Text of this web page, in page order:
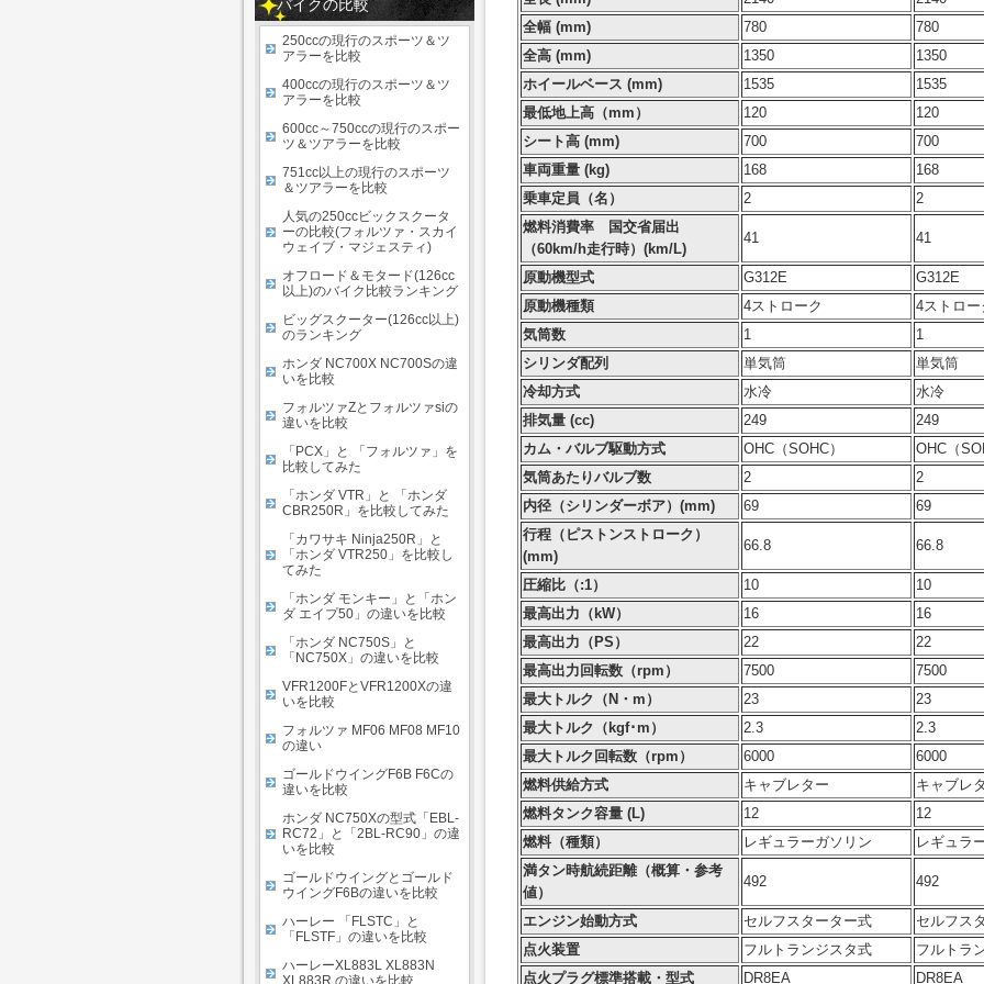
全幅 (mm)
780
780
全高 (mm)
1350
1350
ホイールベース (mm)
1535
1535
最低地上高（mm）
120
120
シート高 (mm)
700
700
車両重量 (kg)
168
168
乗車定員（名）
2
2
燃料消費率 国交省届出
（60km/h走行時）(km/L)
41 41
原動機型式 G312E
G312E
原動機種類
4ストローク
4ストロー
気筒数
1
1
シリンダ配列
単気筒
単気筒
冷却方式
水冷
水冷
排気量 (cc)
249
249
カム・バルブ駆動方式
OHC（SOHC）
OHC（
気筒あたりバルブ数
2
2
内径（シリンダーボア）(mm)
69
69
行程（ピストンストローク）
(mm)
66.8 66.8
圧縮比（:1） 10
10
最高出力（kW）
16
16
最高出力（PS）
22
22
最高出力回転数（rpm）
7500
7500
最大トルク（N・m）
23
23
最大トルク（kgf･m）
2.3
2.3
最大トルク回転数（rpm）
6000
6000
燃料供給方式
キャブレター
キャブレ
燃料タンク容量 (L)
12
12
燃料（種類）
レギュラーガソリン
レギュラ
満タン時航続距離（概算・参考
値）
492 492
エンジン始動方式 セルフスターター式
セルフス
点火装置
フルトランジスタ式
フルトラ
点火プラグ標準搭載・型式
DR8EA DR8EA
バイクの比較
250ccの現行のスポーツ＆ツ
アラーを比較
400ccの現行のスポーツ＆ツ
アラーを比較
600cc～750ccの現行のスポー
ツ＆ツアラーを比較
751cc以上の現行のスポーツ
＆ツアラーを比較
人気の250ccビックスクータ
ーの比較(フォルツァ・スカイ
ウェイブ・マジェスティ)
オフロード＆モタード(126cc
以上)のバイク比較ランキング
ビッグスクーター(126cc以上)
のランキング
ホンダ NC700X NC700Sの違
いを比較
フォルツァZとフォルツァsiの
違いを比較
「PCX」と 「フォルツァ」を
比較してみた
「ホンダ VTR」と 「ホンダ
CBR250R」を比較してみた
「カワサキ Ninja250R」と
「ホンダ VTR250」を比較し
てみた
「ホンダ モンキー」と「ホン
ダ エイプ50」の違いを比較
「ホンダ NC750S」と
「NC750X」の違いを比較
VFR1200FとVFR1200Xの違
いを比較
フォルツァ MF06 MF08 MF10
の違い
ゴールドウイングF6B F6Cの
違いを比較
ホンダ NC750Xの型式「EBL-
RC72」と「2BL-RC90」の違
いを比較
ゴールドウイングとゴールド
ウイングF6Bの違いを比較
ハーレー 「FLSTC」と
「FLSTF」の違いを比較
ハーレーXL883L XL883N
XL883R の違いを比較